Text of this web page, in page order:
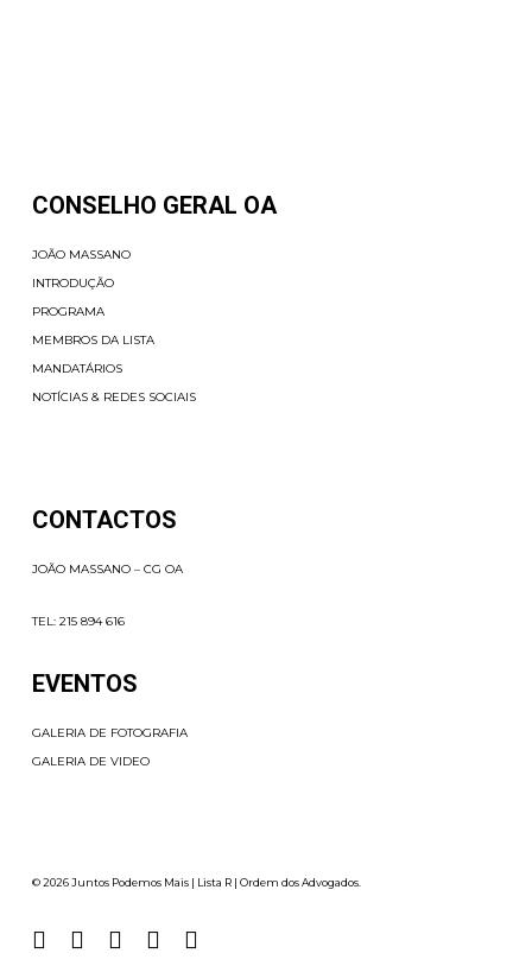
CONSELHO GERAL OA
JOÃO MASSANO
INTRODUÇÃO
PROGRAMA
MEMBROS DA LISTA
MANDATÁRIOS
NOTÍCIAS & REDES SOCIAIS
CONTACTOS
JOÃO MASSANO – CG OA
TEL: 215 894 616
EVENTOS
GALERIA DE FOTOGRAFIA
GALERIA DE VIDEO
© 2026 Juntos Podemos Mais | Lista R | Ordem dos Advogados.
facebooklinkedinyoutubeinstagram
email